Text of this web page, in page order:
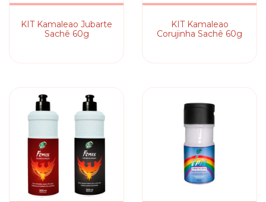
KIT Kamaleao Jubarte
Sachê 60g
KIT Kamaleao
Corujinha Sachê 60g